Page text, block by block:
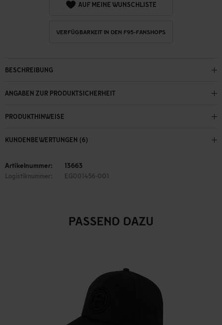
AUF MEINE WUNSCHLISTE
VERFÜGBARKEIT IN DEN F95-FANSHOPS
BESCHREIBUNG
ANGABEN ZUR PRODUKTSICHERHEIT
PRODUKTHINWEISE
KUNDENBEWERTUNGEN (6)
Artikelnummer: 13663
Logistiknummer: EG001456-001
PASSEND DAZU